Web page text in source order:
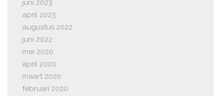
juni 2023
april 2023
augustus 2022
juni 2022
mei 2020
april 2020
maart 2020
februari 2020